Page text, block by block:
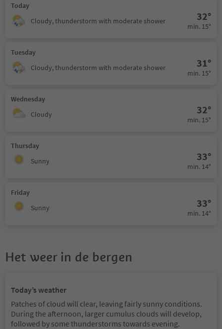
Today
Cloudy, thunderstorm with moderate shower
32°
min. 15°
Tuesday
Cloudy, thunderstorm with moderate shower
31°
min. 15°
Wednesday
Cloudy
32°
min. 15°
Thursday
Sunny
33°
min. 14°
Friday
Sunny
33°
min. 14°
Het weer in de bergen
Today’s weather
Patches of cloud will clear, leaving fairly sunny conditions.
During the afternoon, larger cumulus clouds will develop,
followed by some thunderstorms towards evening.